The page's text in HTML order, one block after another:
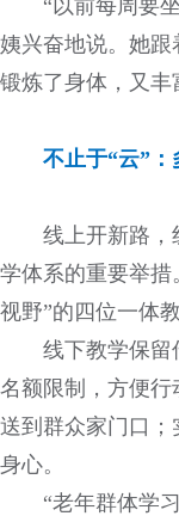
“以前每周要
姨兴奋地说。她
锻炼了身体，又丰
不止于“云”
线上开新路，
学体系的重要举
视野”的四位一体
线下教学保留
名额限制，方便
送到群众家门口
身心。
“老年群体学